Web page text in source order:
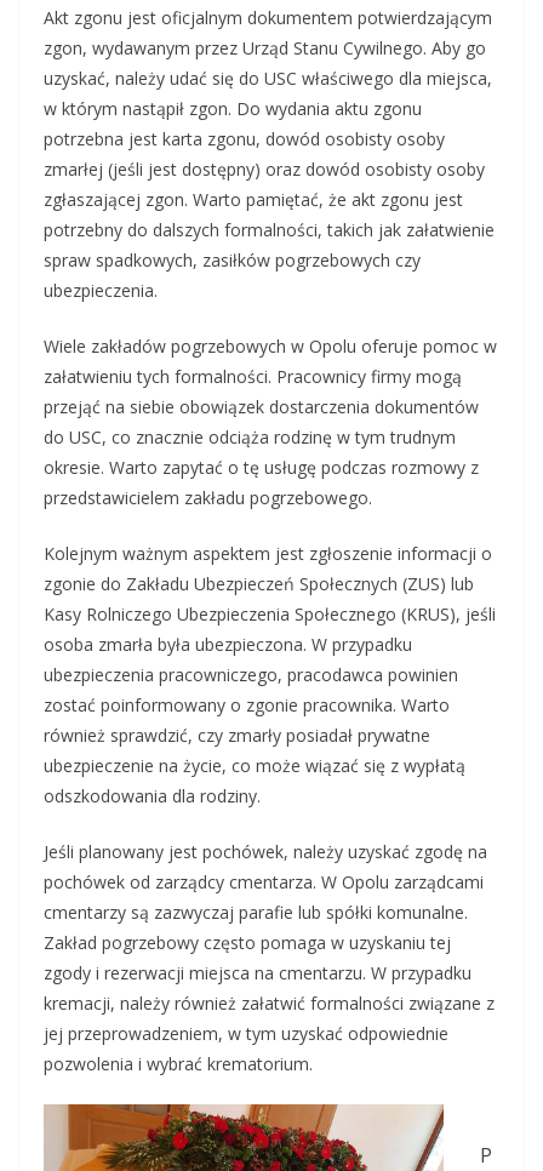
Akt zgonu jest oficjalnym dokumentem potwierdzającym
zgon, wydawanym przez Urząd Stanu Cywilnego. Aby go
uzyskać, należy udać się do USC właściwego dla miejsca,
w którym nastąpił zgon. Do wydania aktu zgonu
potrzebna jest karta zgonu, dowód osobisty osoby
zmarłej (jeśli jest dostępny) oraz dowód osobisty osoby
zgłaszającej zgon. Warto pamiętać, że akt zgonu jest
potrzebny do dalszych formalności, takich jak załatwienie
spraw spadkowych, zasiłków pogrzebowych czy
ubezpieczenia.
Wiele zakładów pogrzebowych w Opolu oferuje pomoc w
załatwieniu tych formalności. Pracownicy firmy mogą
przejąć na siebie obowiązek dostarczenia dokumentów
do USC, co znacznie odciąża rodzinę w tym trudnym
okresie. Warto zapytać o tę usługę podczas rozmowy z
przedstawicielem zakładu pogrzebowego.
Kolejnym ważnym aspektem jest zgłoszenie informacji o
zgonie do Zakładu Ubezpieczeń Społecznych (ZUS) lub
Kasy Rolniczego Ubezpieczenia Społecznego (KRUS), jeśli
osoba zmarła była ubezpieczona. W przypadku
ubezpieczenia pracowniczego, pracodawca powinien
zostać poinformowany o zgonie pracownika. Warto
również sprawdzić, czy zmarły posiadał prywatne
ubezpieczenie na życie, co może wiązać się z wypłatą
odszkodowania dla rodziny.
Jeśli planowany jest pochówek, należy uzyskać zgodę na
pochówek od zarządcy cmentarza. W Opolu zarządcami
cmentarzy są zazwyczaj parafie lub spółki komunalne.
Zakład pogrzebowy często pomaga w uzyskaniu tej
zgody i rezerwacji miejsca na cmentarzu. W przypadku
kremacji, należy również załatwić formalności związane z
jej przeprowadzeniem, w tym uzyskać odpowiednie
pozwolenia i wybrać krematorium.
P